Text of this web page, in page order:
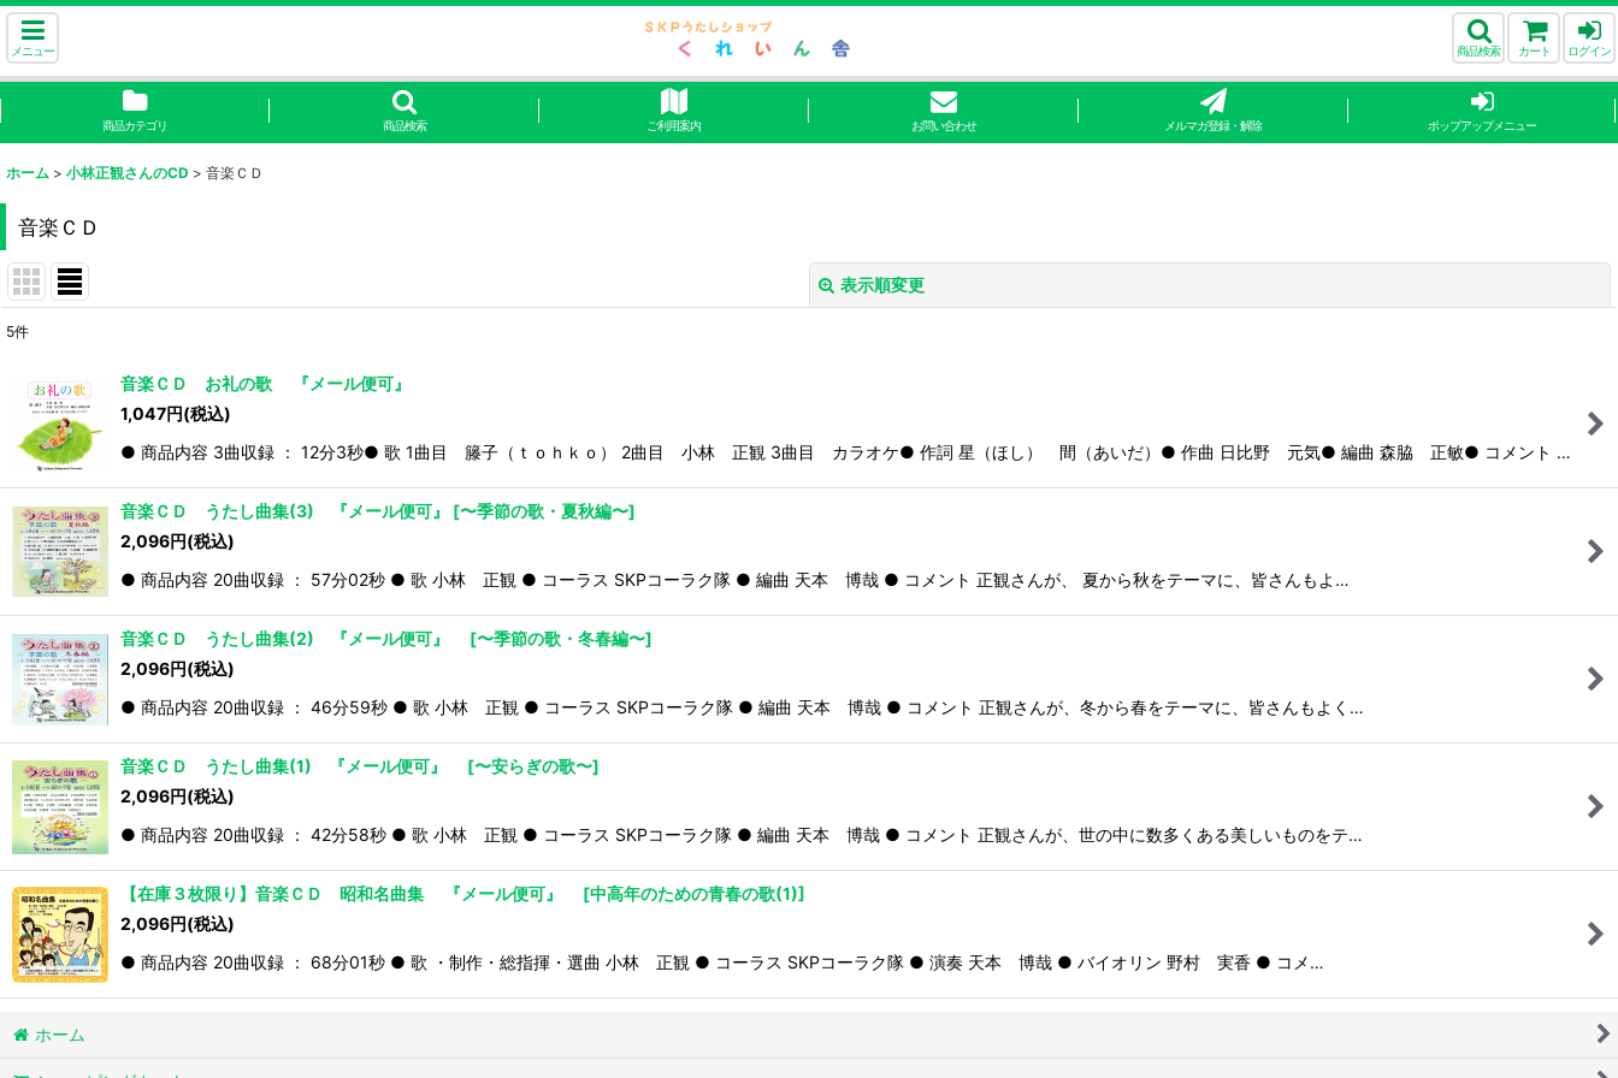
メニュー 商品検索 カート ログイン
商品カテゴリ 商品検索 ご利用案内 お問い合わせ メルマガ登録・解除 ポップアップメニュー
ホーム > 小林正観さんのCD > 音楽ＣＤ
音楽ＣＤ
表示順変更
並び順:
絞り込む
5件
音楽ＣＤ お礼の歌 『メール便可』
1,047円(税込)
● 商品内容 3曲収録 ： 12分3秒● 歌 1曲目 籐子（ｔｏｈｋｏ） 2曲目 小林 正観 3曲目 カラオケ● 作詞 星（ほし） 間（あいだ）● 作曲 日比野 元気● 編曲 森脇 正敏● コメント …
音楽ＣＤ うたし曲集(3) 『メール便可』 [〜季節の歌・夏秋編〜]
2,096円(税込)
● 商品内容 20曲収録 ： 57分02秒 ● 歌 小林 正観 ● コーラス SKPコーラク隊 ● 編曲 天本 博哉 ● コメント 正観さんが、 夏から秋をテーマに、皆さんもよ…
音楽ＣＤ うたし曲集(2) 『メール便可』 [〜季節の歌・冬春編〜]
2,096円(税込)
● 商品内容 20曲収録 ： 46分59秒 ● 歌 小林 正観 ● コーラス SKPコーラク隊 ● 編曲 天本 博哉 ● コメント 正観さんが、冬から春をテーマに、皆さんもよく…
音楽ＣＤ うたし曲集(1) 『メール便可』 [〜安らぎの歌〜]
2,096円(税込)
● 商品内容 20曲収録 ： 42分58秒 ● 歌 小林 正観 ● コーラス SKPコーラク隊 ● 編曲 天本 博哉 ● コメント 正観さんが、世の中に数多くある美しいものをテ…
【在庫３枚限り】音楽ＣＤ 昭和名曲集 『メール便可』 [中高年のための青春の歌(1)]
2,096円(税込)
● 商品内容 20曲収録 ： 68分01秒 ● 歌 ・制作・総指揮・選曲 小林 正観 ● コーラス SKPコーラク隊 ● 演奏 天本 博哉 ● バイオリン 野村 実香 ● コメ…
ホーム